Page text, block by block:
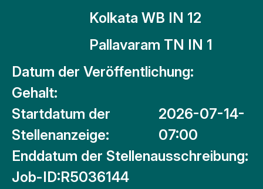
Kolkata WB IN 12
Pallavaram TN IN 1
Datum der Veröffentlichung:
Gehalt:
Startdatum der
Stellenanzeige:
2026-07-14-
07:00
Enddatum der Stellenausschreibung:
Job-ID:R5036144